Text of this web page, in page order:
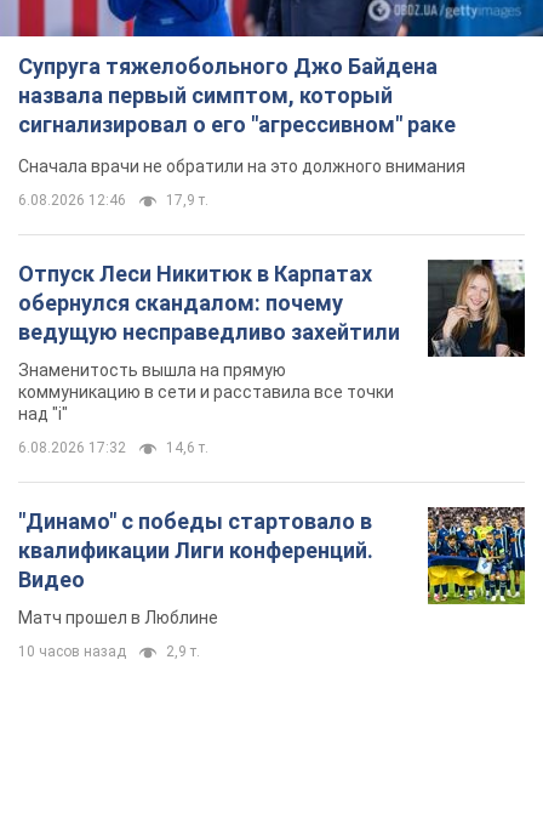
Супруга тяжелобольного Джо Байдена
назвала первый симптом, который
сигнализировал о его "агрессивном" раке
Сначала врачи не обратили на это должного внимания
6.08.2026 12:46 17,9 т.
Отпуск Леси Никитюк в Карпатах
обернулся скандалом: почему
ведущую несправедливо захейтили
Знаменитость вышла на прямую
коммуникацию в сети и расставила все точки
над "i"
6.08.2026 17:32 14,6 т.
"Динамо" с победы стартовало в
квалификации Лиги конференций.
Видео
Матч прошел в Люблине
10 часов назад 2,9 т.